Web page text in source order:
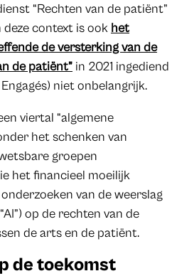
“Rechten van de patiënt”
deze context is ook het
de versterking van de
de patiënt” in 2021 ingediend
niet onbelangrijk.
viertal “algemene
het schenken van
groepen
het financieel moeilijk
van de weerslag
op de rechten van de
de arts en de patiënt.
de toekomst